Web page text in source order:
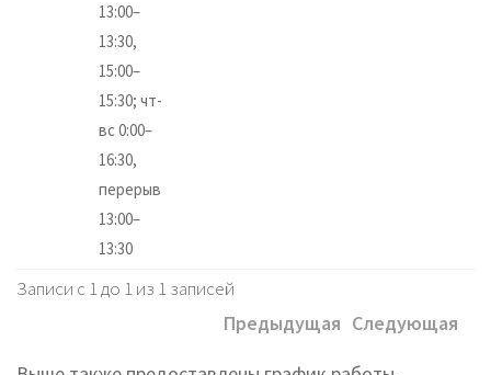
13:00–
13:30,
15:00–
15:30; чт-
вс 0:00–
16:30,
перерыв
13:00–
13:30
Записи с 1 до 1 из 1 записей
Предыдущая Следующая